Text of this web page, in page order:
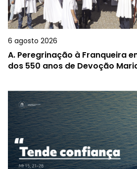
6 agosto 2026
A. Peregrinação à Franqueira
dos 550 anos de Devoção